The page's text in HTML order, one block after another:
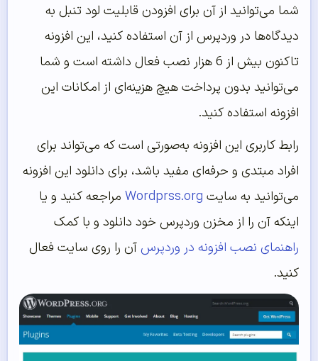
شما می‌توانید از آن برای افزودن قابلیت لود تنبل به
دیدگاه‌ها در وردپرس از آن استفاده کنید، این افزونه
تاکنون بیش از 6 هزار نصب فعال داشته است و شما
می‌توانید بدون پرداخت هیچ هزینه‌ای از امکانات این
افزونه استفاده کنید.
رابط کاربری این افزونه به‌صورتی است که می‌تواند برای
افراد مبتدی و حرفه‌ای مفید باشد، برای دانلود این افزونه
می‌توانید به سایت Wordprss.org مراجعه کنید و یا
اینکه آن را از مخزن وردپرس خود دانلود و با کمک
راهنمای نصب افزونه در وردپرس آن را روی سایت فعال
کنید.